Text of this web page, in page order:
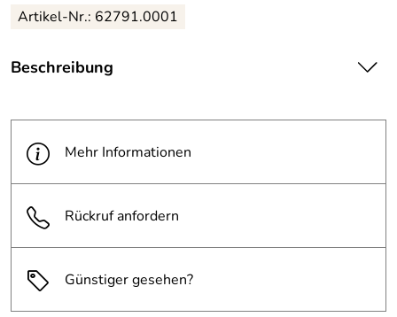
Artikel-Nr.: 62791.0001
Beschreibung
· Dreh- und Schlagzahl sowie max. Drehmoment über 3
Stufen elektronisch einstellbar
· Schalterelektronik
· Sicherheitselektronik (permanente Überprüfung von
· Alu-Schlagwerkgehäuse
Lieferumfang:
Mehr Informationen
Rückruf anfordern
Günstiger gesehen?